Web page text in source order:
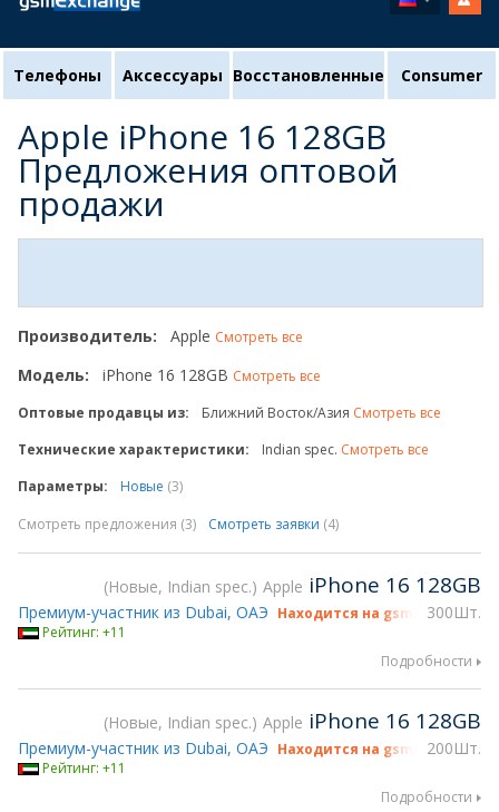
Телефоны Аксессуары Восстановленные Consumer
Apple iPhone 16 128GB
Предложения оптовой
продажи
Производитель: Apple Смотреть все
Модель: iPhone 16 128GB Смотреть все
Оптовые продавцы из:
Ближний Восток/Азия Смотреть все
Технические характеристики:
Indian spec. Смотреть все
Параметры:
Новые (3)
Смотреть предложения (3)
Смотреть заявки (4)
Новые, Indian spec. Apple iPhone 16 128GB
300Шт.
Премиум-участник из Dubai, ОАЭ Находится на gsmX Hong
Рейтинг: +11
Подробности
Новые, Indian spec. Apple iPhone 16 128GB
200Шт.
Премиум-участник из Dubai, ОАЭ Находится на gsmX Hong
Рейтинг: +11
Подробности